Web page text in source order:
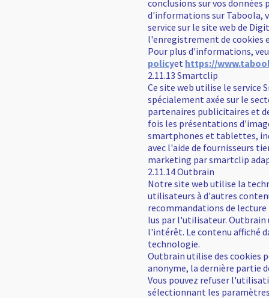
conclusions sur vos données
d'informations sur Taboola,
service sur le site web de
l'enregistrement de cookies
Pour plus d'informations,
policyet https://
2.11.13 Smartclip
Ce site web utilise le service
spécialement axée sur le
partenaires publicitaires et
fois les présentations
smartphones et tablettes,
avec l'aide de fournisseurs
marketing par smartclip
2.11.14 Outbrain
Notre site web utilise la
utilisateurs à d'autres
recommandations de
lus par l'utilisateur. Outbrain
l'intérêt. Le contenu affiché
technologie.
Outbrain utilise des cookies
anonyme, la dernière partie
Vous pouvez refuser
sélectionnant les